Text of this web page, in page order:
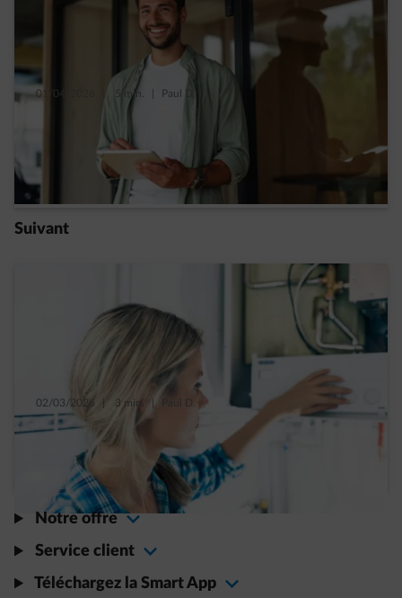
01/04/2026 5 min. Paul D.
votre région ?
Suivant
02/03/2026 3 min. Paul D.
Comment passer sa chaudière en mode été ?
Read more
Notre offre
Service client
Téléchargez la Smart App